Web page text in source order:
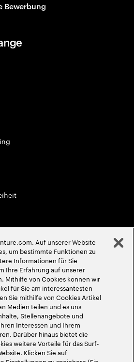
Bewerbung
vorbehalten
Auf unserer Website
um bestimmte Funktionen zu
Informationen für Sie
Ihre Erfahrung auf unserer
Mithilfe von Cookies können wir
für Sie am interessantesten
Sie mithilfe von Cookies Artikel
Medien teilen und es uns
Stellenangebote und
Interessen und Ihrem
Darüber hinaus bietet die
weitere Vorteile für das Surf-
Klicken Sie auf